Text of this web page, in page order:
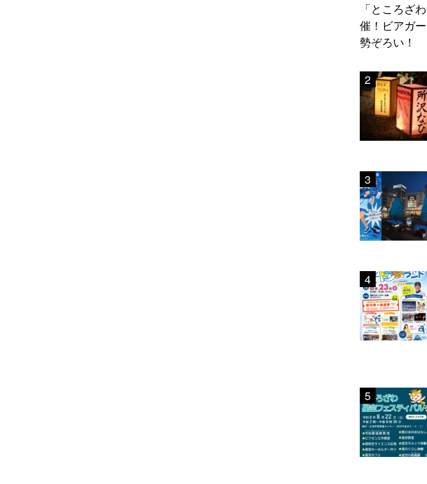
「ところざ
催！ビアガ
勢ぞろい！